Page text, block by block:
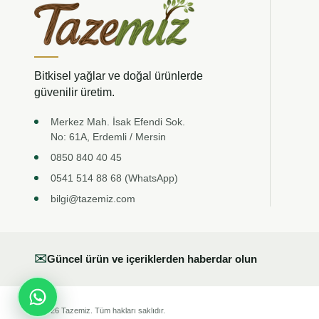
Bitkisel yağlar ve doğal ürünlerde
güvenilir üretim.
Merkez Mah. İsak Efendi Sok.
No: 61A, Erdemli / Mersin
0850 840 40 45
0541 514 88 68 (WhatsApp)
bilgi@tazemiz.com
✉Güncel ürün ve içeriklerden haberdar olun
© 2026 Tazemiz. Tüm hakları saklıdır.